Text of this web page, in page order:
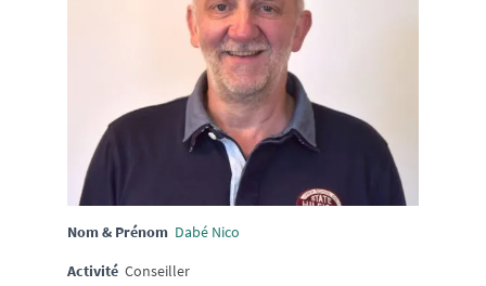
Nom & Prénom Dabé Nico
Activité Conseiller